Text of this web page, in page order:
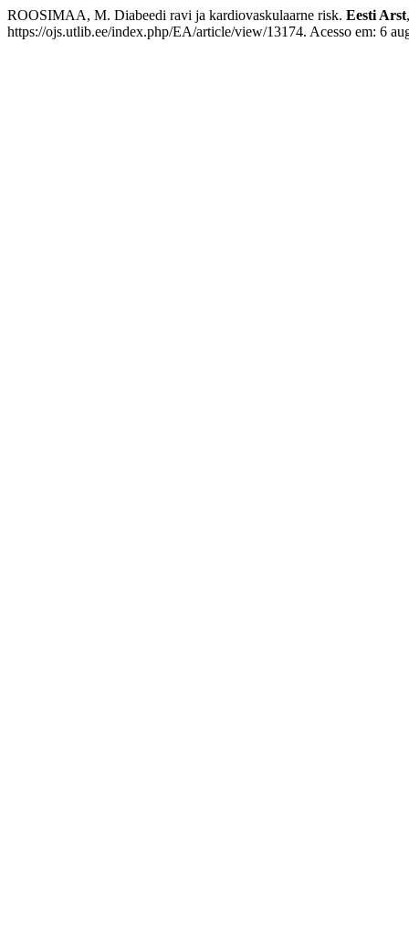
ROOSIMAA, M. Diabeedi ravi ja kardiovaskulaarne risk. Eesti Arst
https://ojs.utlib.ee/index.php/EA/article/view/13174. Acesso em: 6